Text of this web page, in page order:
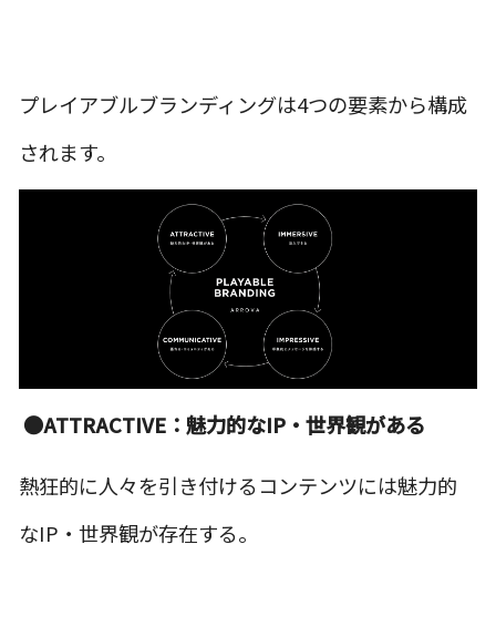
プレイアブルブランディングは4つの要素から構成
されます。
●ATTRACTIVE：魅力的なIP・世界観がある
熱狂的に人々を引き付けるコンテンツには魅力的
なIP・世界観が存在する。